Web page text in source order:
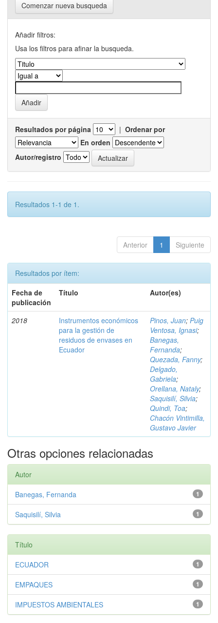
Comenzar nueva busqueda
Añadir filtros:
Usa los filtros para afinar la busqueda.
Resultados por página | Ordenar por
En orden
Autor/registro
Resultados 1-1 de 1.
Anterior 1 Siguiente
Resultados por ítem:
Fecha de
publicación
Título Autor(es)
2018
Instrumentos económicos
para la gestión de
residuos de envases en
Ecuador
Pinos, Juan; Puig
Ventosa, Ignasi;
Banegas,
Fernanda;
Quezada, Fanny;
Delgado,
Gabriela;
Orellana, Nataly;
Saquisilí, Silvia;
Quindi, Toa;
Chacón Vintimilla,
Gustavo Javier
Otras opciones relacionadas
Autor
1
Banegas, Fernanda
1
Saquisilí, Silvia
Título
1
ECUADOR
1
EMPAQUES
1
IMPUESTOS AMBIENTALES